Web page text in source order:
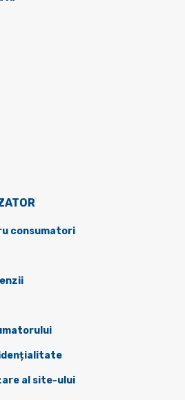
consumatori
al site-ului